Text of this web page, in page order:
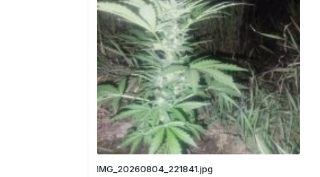
IMG_20260804_221841.jpg